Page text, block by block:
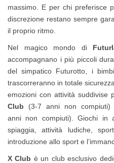
massimo. E per chi preferisce
discrezione restano sempre
il proprio ritmo.
Nel magico mondo di
accompagnano i più piccoli
del simpatico Futurotto, i
trascorreranno in totale
emozioni con attività suddivise
Club (3-7 anni non
anni non compiuti). Giochi in
spiaggia, attività ludiche,
introduzione allo sport e
X Club è un club esclusivo